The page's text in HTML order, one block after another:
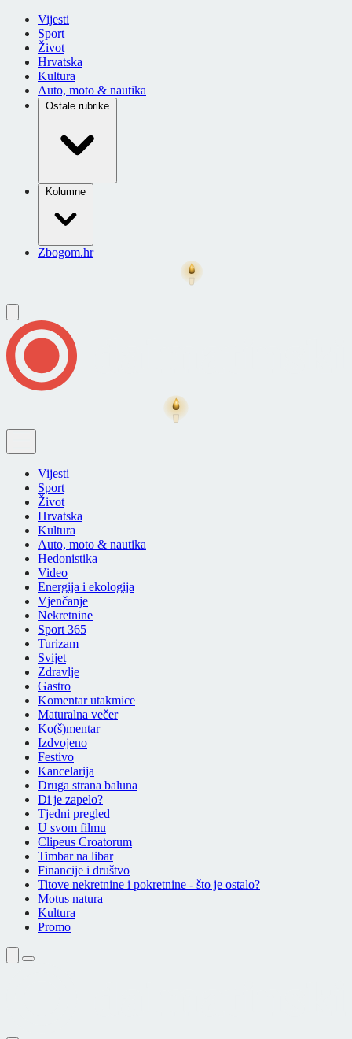
Vijesti
Sport
Život
Hrvatska
Kultura
Auto, moto & nautika
Ostale rubrike
Kolumne
Zbogom.hr
Vijesti
Sport
Život
Hrvatska
Kultura
Auto, moto & nautika
Hedonistika
Video
Energija i ekologija
Vjenčanje
Nekretnine
Sport 365
Turizam
Svijet
Zdravlje
Gastro
Komentar utakmice
Maturalna večer
Ko(š)mentar
Izdvojeno
Festivo
Kancelarija
Druga strana baluna
Di je zapelo?
Tjedni pregled
U svom filmu
Clipeus Croatorum
Timbar na libar
Financije i društvo
Titove nekretnine i pokretnine - što je ostalo?
Motus natura
Kultura
Promo